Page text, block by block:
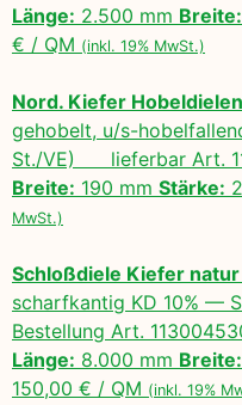
Länge: 2.500 mm Breite:
€ / QM (inkl. 19% MwSt.)
Nord. Kiefer
gehobelt, u/s-
St./VE) lieferbar Art.
Breite: 190 mm Stärke:
MwSt.)
Schloßdiele Kiefer
scharfkantig KD 10%
Bestellung Art.
Länge: 8.000 mm Breite:
150,00 € / QM (inkl. 19%